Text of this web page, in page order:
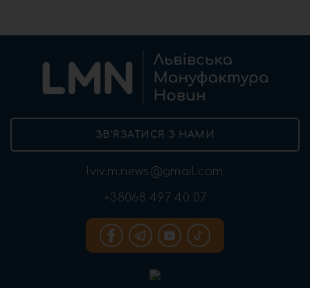
ЗВ’ЯЗАТИСЯ З НАМИ
lviv.m.news@gmail.com
+38068 497 40 07